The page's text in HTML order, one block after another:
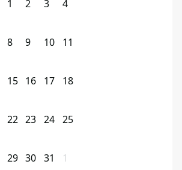
1 2 3 4
8 9 10 11
15 16 17 18
22 23 24 25
29 30 31 1